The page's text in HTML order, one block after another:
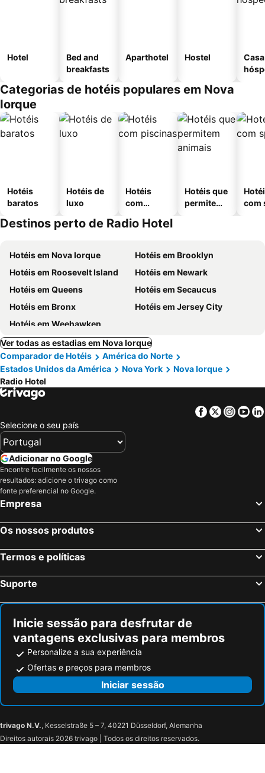
Hotel
Bed and
breakfasts
Aparthotel Hostel
Categorias de hotéis populares em Nova
Iorque
Hotéis
baratos
Hotéis de
luxo
Hotéis
com
Hotéis que
permitem
com
Destinos perto de Radio Hotel
Hotéis em Nova Iorque
Hotéis em Brooklyn
Hotéis em Roosevelt Island
Hotéis em Newark
Hotéis em Queens
Hotéis em Secaucus
Hotéis em Bronx
Hotéis em Jersey City
Hotéis em Weehawken
Ver todas as estadias em Nova Iorque
Comparador de Hotéis
América do Norte
Estados Unidos da América
Nova York
Nova Iorque
Radio Hotel
Facebook
Twitter
Selecione o seu país
Adicionar no Google
Encontre facilmente os nossos
resultados: adicione o trivago como
fonte preferencial no Google.
Empresa
Os nossos produtos
Termos e políticas
Suporte
Inicie sessão para desfrutar de
vantagens exclusivas para membros
Personalize a sua experiência
Ofertas e preços para membros
Iniciar sessão
trivago N.V., Kesselstraße 5 – 7, 40221 Düsseldorf, Alemanha
Direitos autorais 2026 trivago | Todos os direitos reservados.